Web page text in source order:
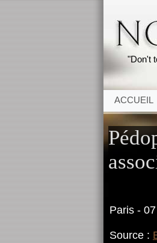
"Don't
ACCUEIL
Paris -
Source :